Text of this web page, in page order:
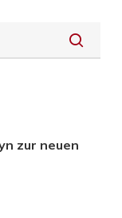
zur neuen